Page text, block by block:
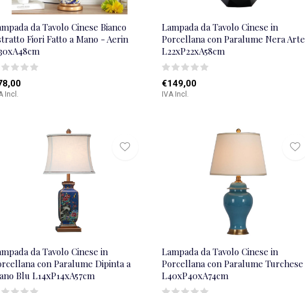
da Tavolo Cinese Bianco
Fiori Fatto a Mano - Aerin
Incl.
Lampada da Tavolo Cinese in
Porcellana con Paralume Nera Arte
L22xP22xA58cm
€149,00
IVA Incl.
da Tavolo Cinese in
con Paralume Dipinta a
Blu L14xP14xA57cm
Lampada da Tavolo Cinese in
Porcellana con Paralume Turchese
L40xP40xA74cm